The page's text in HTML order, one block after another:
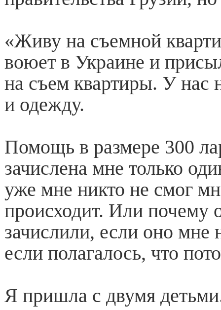
«Живу на съемной
воюет в Украине и
на съем квартиры. У нас
и одежду.
Помощь в размере 300
зачислена мне только
уже мне никто не смог
происходит. Или почему
зачислили, если оно мне
если полагалось, что
Я пришла с двумя